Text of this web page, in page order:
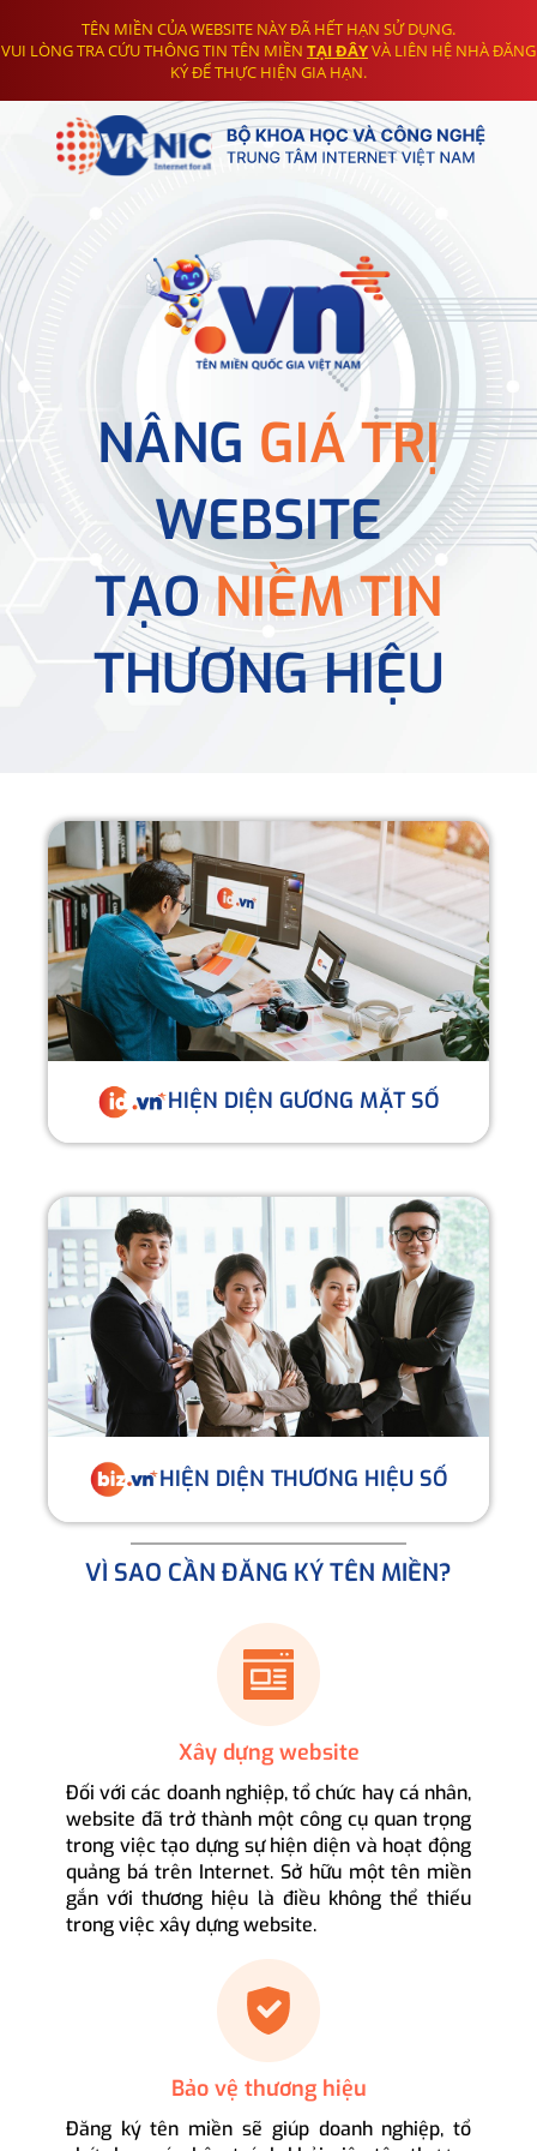
TÊN MIỀN CỦA WEBSITE NÀY ĐÃ HẾT HẠN SỬ DỤNG.
VUI LÒNG TRA CỨU THÔNG TIN TÊN MIỀN TẠI ĐÂYVÀ LIÊN HỆ NHÀ ĐĂNG
KÝ ĐỂ THỰC HIỆN GIA HẠN.
NÂNG GIÁ TRỊ
WEBSITE
TẠONIỀM TIN
THƯƠNG HIỆU
HIỆN DIỆN GƯƠNG MẶT SỐ
HIỆN DIỆN THƯƠNG HIỆU SỐ
VÌ SAO CẦN ĐĂNG KÝ TÊN MIỀN?
Xây dựng website
Đối với các doanh nghiệp, tổ chức hay cá nhân,
website đã trở thành một công cụ quan trọng
trong việc tạo dựng sự hiện diện và hoạt động
quảng bá trên Internet. Sở hữu một tên miền
gắn với thương hiệu là điều không thể thiếu
trong việc xây dựng website.
Bảo vệ thương hiệu
Đăng ký tên miền sẽ giúp doanh nghiệp, tổ